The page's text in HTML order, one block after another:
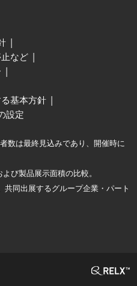
など
基本方針
設定
数は最終見込みであり、開催時に
び製品展示面積の比較。
同出展するグループ企業・パート